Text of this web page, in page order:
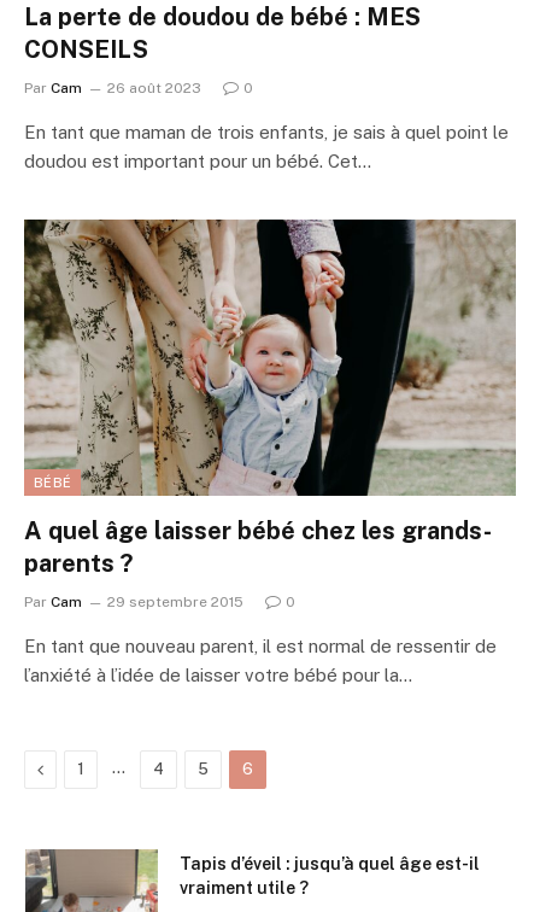
La perte de doudou de bébé : MES
CONSEILS
Par Cam 26 août 2023 0
En tant que maman de trois enfants, je sais à quel point le
doudou est important pour un bébé. Cet…
BÉBÉ
A quel âge laisser bébé chez les grands-
parents ?
Par Cam 29 septembre 2015 0
En tant que nouveau parent, il est normal de ressentir de
l’anxiété à l’idée de laisser votre bébé pour la…
Précédente
1 … 4 5 6
Tapis d’éveil : jusqu’à quel âge est-il
vraiment utile ?